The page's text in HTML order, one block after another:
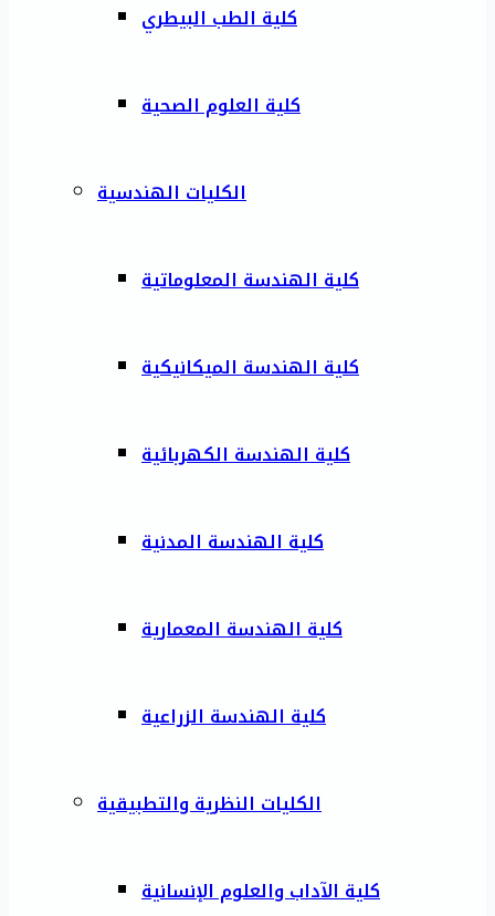
كلية الطب البيطري
كلية العلوم الصحية
الكليات الهندسية
كلية الهندسة المعلوماتية
كلية الهندسة الميكانيكية
كلية الهندسة الكهربائية
كلية الهندسة المدنية
كلية الهندسة المعمارية
كلية الهندسة الزراعية
الكليات النظرية والتطبيقية
كلية الآداب والعلوم الإنسانية